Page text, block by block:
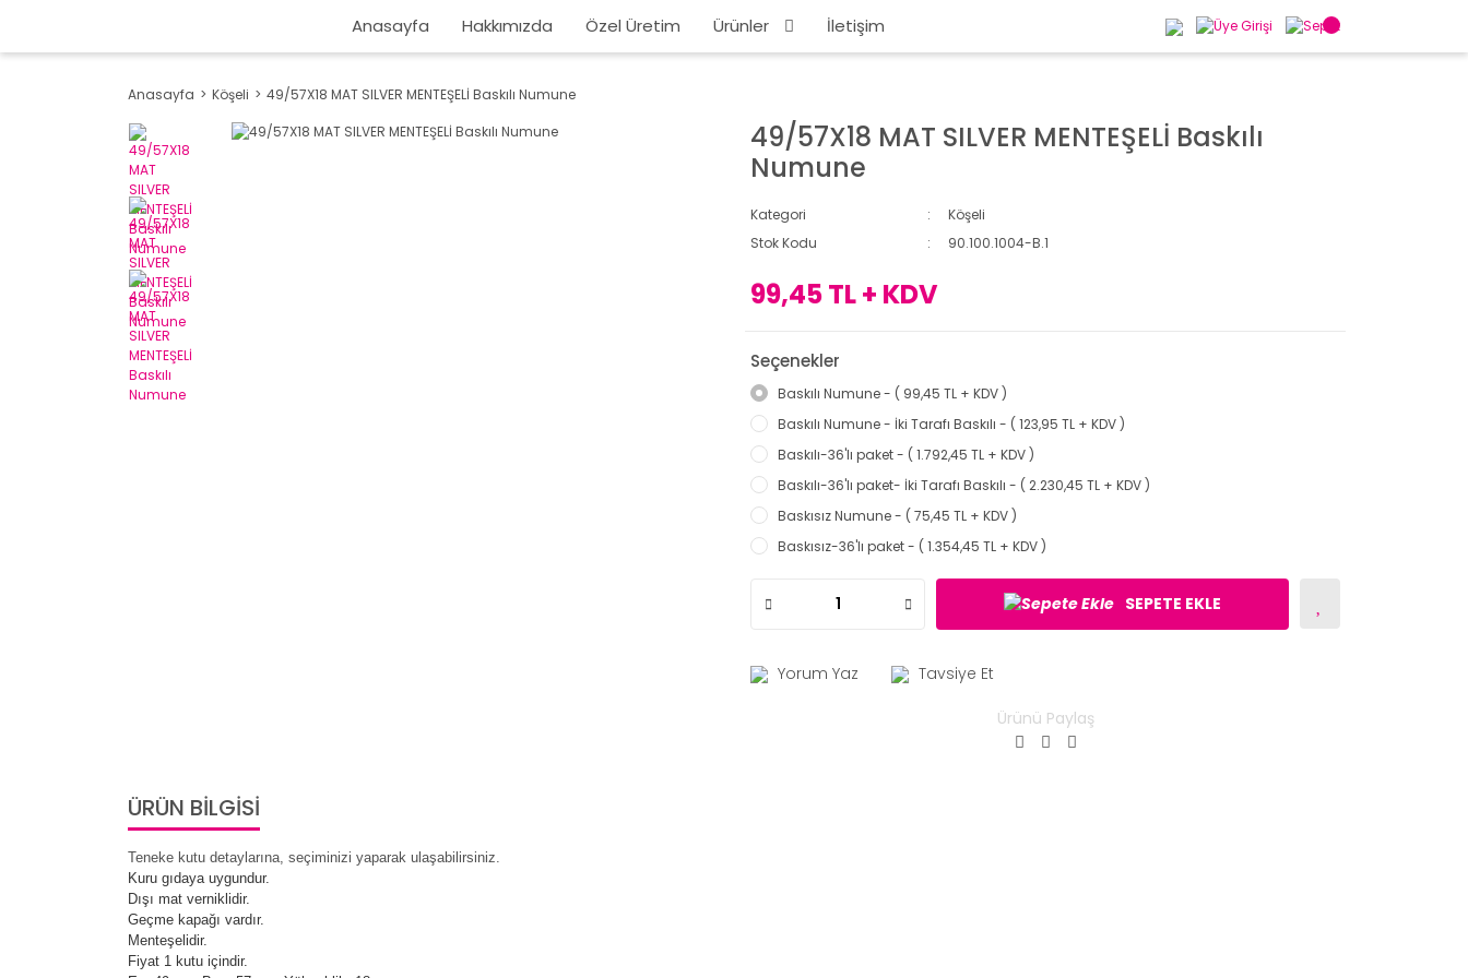
Anasayfa Hakkımızda Özel Üretim Ürünler İletişim
Anasayfa Köşeli 49/57X18 MAT SILVER MENTEŞELİ Baskılı Numune
49/57X18 MAT SILVER MENTEŞELİ Baskılı
Numune
Kategori
Köşeli
Stok Kodu
90.100.1004-B.1
99,45 TL + KDV
Seçenekler
Baskılı Numune - ( 99,45 TL + KDV )
Baskılı Numune - İki Tarafı Baskılı - ( 123,95 TL + KDV )
Baskılı-36'lı paket - ( 1.792,45 TL + KDV )
Baskılı-36'lı paket- İki Tarafı Baskılı - ( 2.230,45 TL + KDV )
Baskısız Numune - ( 75,45 TL + KDV )
Baskısız-36'lı paket - ( 1.354,45 TL + KDV )
SEPETE EKLE
Yorum Yaz Tavsiye Et
Ürünü Paylaş
ÜRÜN BİLGİSİ
Teneke kutu detaylarına, seçiminizi yaparak ulaşabilirsiniz.
Kuru gıdaya uygundur.
Dışı mat verniklidir.
Geçme kapağı vardır.
Menteşelidir.
Fiyat 1 kutu içindir.